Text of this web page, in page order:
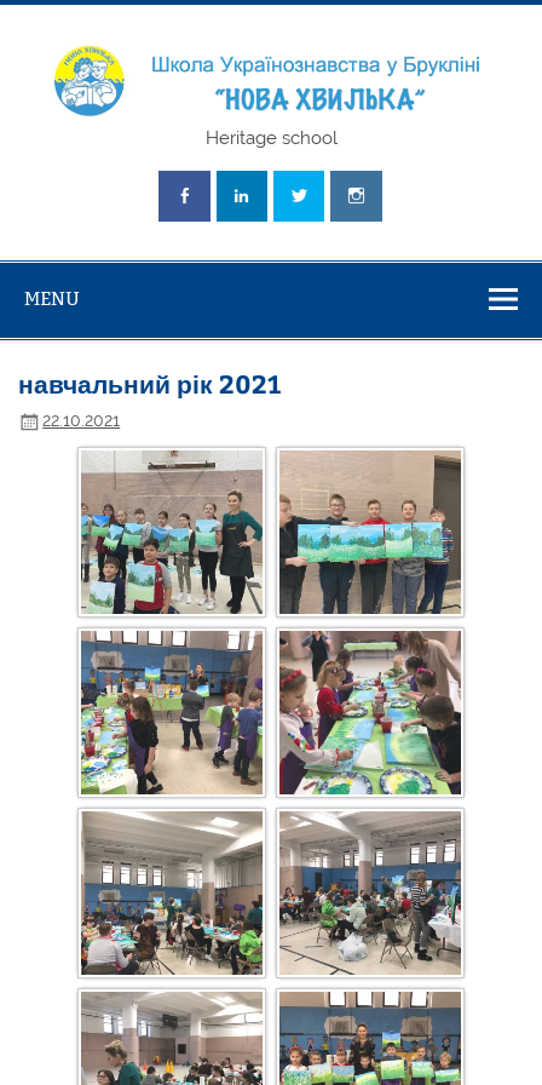
Skip
"Нова
Heritage school
MENU
навчальний рік 2021
22.10.2021